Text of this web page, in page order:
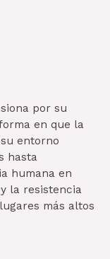
por su
en que la
entorno
hasta
humana en
la resistencia
más altos